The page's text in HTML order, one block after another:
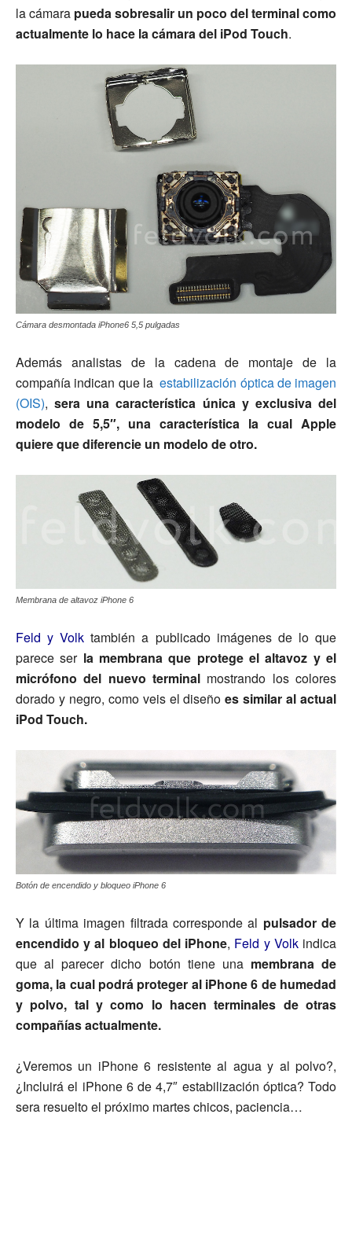
la cámara pueda sobresalir un poco del terminal como
actualmente lo hace la cámara del iPod Touch.
Cámara desmontada iPhone6 5,5 pulgadas
Además analistas de la cadena de montaje de la
compañía indican que laestabilización óptica de imagen
(OIS),sera una característica única y exclusiva del
modelo de 5,5″, una característica la cual Apple
quiere que diferencie un modelo de otro.
Membrana de altavoz iPhone 6
Feld y Volk también a publicado imágenes de lo que
parece serla membrana que protege el altavoz y el
micrófono del nuevo terminal mostrando los colores
dorado y negro, como veis el diseñoes similar al actual
iPod Touch.
Botón de encendido y bloqueo iPhone 6
Y la última imagen filtrada corresponde al pulsador de
encendido y al bloqueo del iPhone, Feld y Volkindica
que al parecer dicho botón tiene una membrana de
goma, la cual podrá proteger al iPhone 6 de humedad
y polvo, tal y como lo hacen terminales de otras
compañías actualmente.
¿Veremos un iPhone 6 resistente al agua y al polvo?,
¿Incluirá el iPhone 6 de 4,7″ estabilización óptica? Todo
sera resuelto el próximo martes chicos, paciencia…